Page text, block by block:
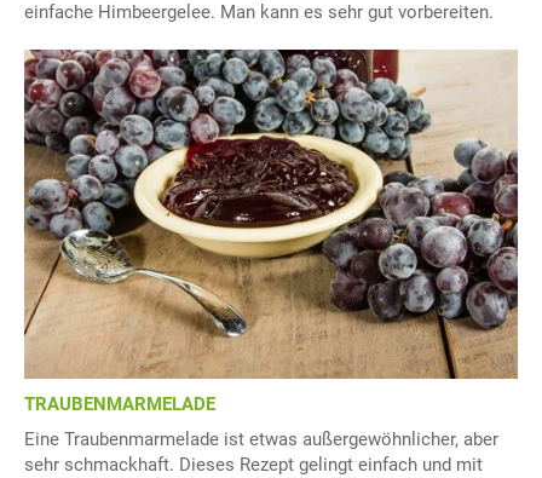
einfache Himbeergelee. Man kann es sehr gut vorbereiten.
TRAUBENMARMELADE
Eine Traubenmarmelade ist etwas außergewöhnlicher, aber
sehr schmackhaft. Dieses Rezept gelingt einfach und mit